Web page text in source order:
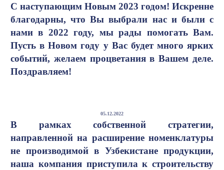
С наступающим Новым 2023 годом! Искренне
благодарны, что Вы выбрали нас и были с
нами в 2022 году, мы рады помогать Вам.
Пусть в Новом году у Вас будет много ярких
событий, желаем процветания в Вашем деле.
Поздравляем!
05.12.2022
В рамках собственной стратегии,
направленной на расширение номенклатуры
не производимой в Узбекистане продукции,
наша компания приступила к строительству